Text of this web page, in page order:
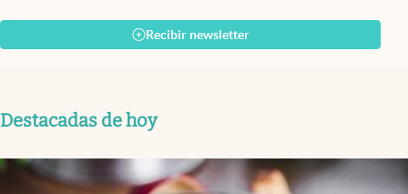
Recibir newsletter
Destacadas de hoy